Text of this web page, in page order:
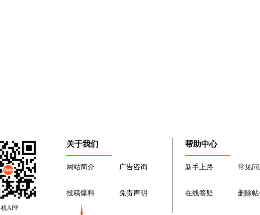
APP
关于我们
网站简介 广告咨询
投稿爆料 免责声明
帮助中心
新手上路 常见问
在线答疑 删除